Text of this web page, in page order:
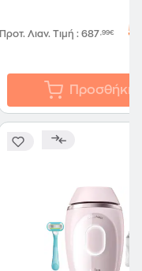
Προτ. Λιαν. Τιμή : 687,99€
Προσθήκη